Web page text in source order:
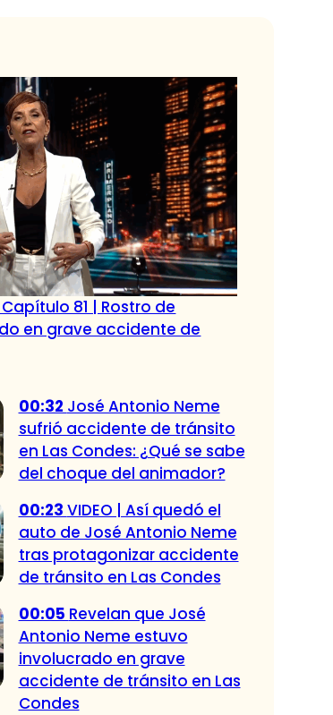
81 | Rostro de
en grave accidente de
00:32 José Antonio Neme
sufrió accidente de tránsito
en Las Condes: ¿Qué se sabe
del choque del animador?
00:23 VIDEO | Así quedó el
auto de José Antonio Neme
tras protagonizar accidente
de tránsito en Las Condes
00:05 Revelan que José
Antonio Neme estuvo
involucrado en grave
accidente de tránsito en Las
Condes